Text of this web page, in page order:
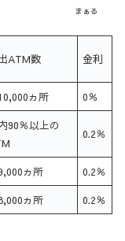
まぁる
ATM数 金利
ヵ所 0％
90％以上の
0.2％
ヵ所 0.2％
ヵ所 0.2％